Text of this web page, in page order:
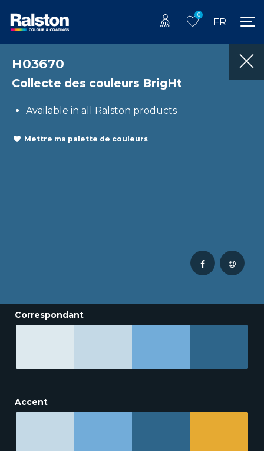
0
FR
H03670
Collecte des couleurs BrigHt
Available in all Ralston products
Mettre ma palette de couleurs
Correspondant
Accent